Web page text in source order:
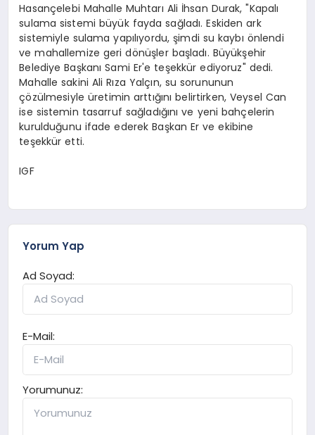
Hasançelebi Mahalle Muhtarı Ali İhsan Durak, "Kapalı
sulama sistemi büyük fayda sağladı. Eskiden ark
sistemiyle sulama yapılıyordu, şimdi su kaybı önlendi
ve mahallemize geri dönüşler başladı. Büyükşehir
Belediye Başkanı Sami Er'e teşekkür ediyoruz" dedi.
Mahalle sakini Ali Rıza Yalçın, su sorununun
çözülmesiyle üretimin arttığını belirtirken, Veysel Can
ise sistemin tasarruf sağladığını ve yeni bahçelerin
kurulduğunu ifade ederek Başkan Er ve ekibine
teşekkür etti.
IGF
Yorum Yap
Ad Soyad:
E-Mail:
Yorumunuz: